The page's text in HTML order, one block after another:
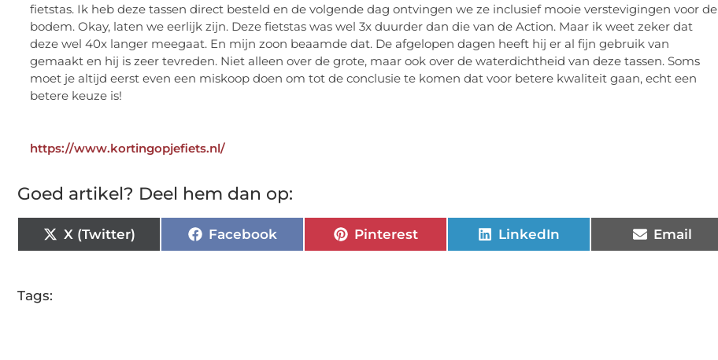
fietstas. Ik heb deze tassen direct besteld en de volgende dag ontvingen we ze inclusief mooie verstevigingen voor de
bodem. Okay, laten we eerlijk zijn. Deze fietstas was wel 3x duurder dan die van de Action. Maar ik weet zeker dat
deze wel 40x langer meegaat. En mijn zoon beaamde dat. De afgelopen dagen heeft hij er al fijn gebruik van
gemaakt en hij is zeer tevreden. Niet alleen over de grote, maar ook over de waterdichtheid van deze tassen. Soms
moet je altijd eerst even een miskoop doen om tot de conclusie te komen dat voor betere kwaliteit gaan, echt een
betere keuze is!
https://www.kortingopjefiets.nl/
Goed artikel? Deel hem dan op:
X (Twitter) Facebook Pinterest LinkedIn Email
Tags: